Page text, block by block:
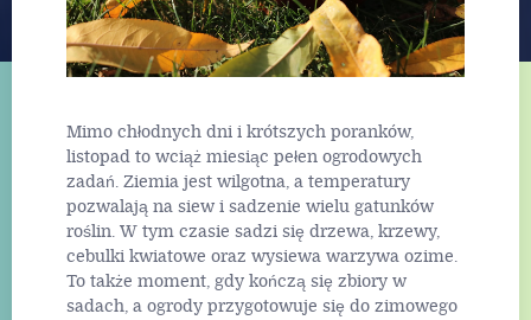
Mimo chłodnych dni i krótszych poranków,
listopad to wciąż miesiąc pełen ogrodowych
zadań. Ziemia jest wilgotna, a temperatury
pozwalają na siew i sadzenie wielu gatunków
roślin. W tym czasie sadzi się drzewa, krzewy,
cebulki kwiatowe oraz wysiewa warzywa ozime.
To także moment, gdy kończą się zbiory w
sadach, a ogrody przygotowuje się do zimowego